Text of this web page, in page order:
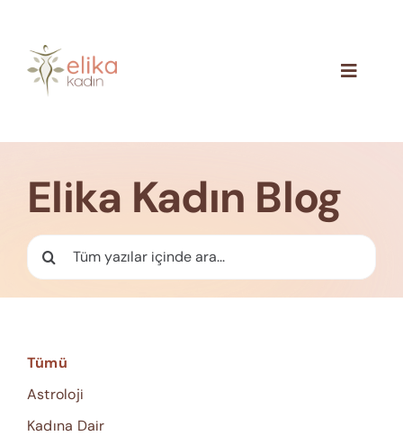
content
Toggle
İletişim
Elika Kadın Blog
Ara:
Tümü
Astroloji
Kadına Dair